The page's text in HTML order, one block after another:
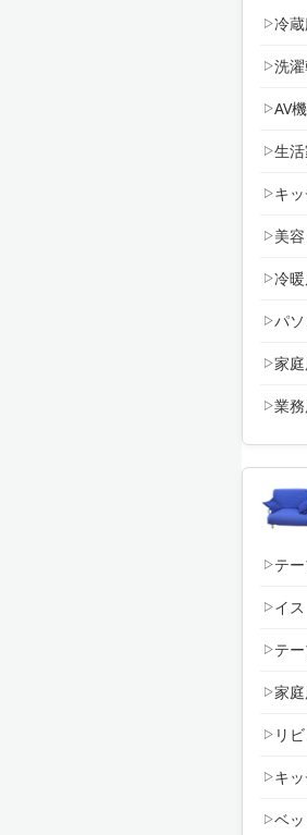
冷
洗
AV
生
キ
美
冷
パ
家
業
テ
イス
テ
家
リ
キ
ベ